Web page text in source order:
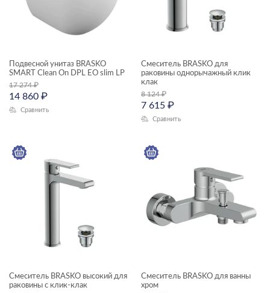
Подвесной унитаз BRASKO
SMART Clean On DPL EO slim LP
17 274₽
14 860 ₽
Сравнить
Смеситель BRASKO для
раковины однорычажный клик
клак
8 124₽
7 615 ₽
Сравнить
Смеситель BRASKO высокий для
раковины с клик-клак
Смеситель BRASKO для ванны
хром